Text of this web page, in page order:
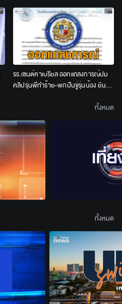
รร.เซนต์คาเบรียล ออกแถลงการณ์ปม
คลิปรุ่นพี่ทำร้าย-พกปืนขู่รุ่นน้อง ยัน
ทั้งหมด
ทั้งหมด